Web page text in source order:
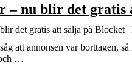
– nu blir det gratis
det gratis att sälja på Blocket
att annonsen var borttagen,
…